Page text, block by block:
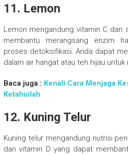
11. Lemon
Lemon mengandung vitamin C dan
membantu merangsang enzim
proses detoksifikasi. Anda dapat
dalam air hangat atau teh hijau
Baca juga : Kenali Cara Menjaga
Ketahuilah
12. Kuning Telur
Kuning telur mengandung nutrisi
dan vitamin D yang dapat